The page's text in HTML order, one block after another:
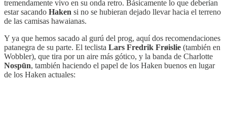
tremendamente vivo en su onda retro. Básicamente lo que deberían
estar sacando Haken si no se hubieran dejado llevar hacia el terreno
de las camisas hawaianas.
Y ya que hemos sacado al gurú del prog, aquí dos recomendaciones
patanegra de su parte. El teclista Lars Fredrik Frøislie (también en
Wobbler), que tira por un aire más gótico, y la banda de Charlotte
Nospūn, también haciendo el papel de los Haken buenos en lugar
de los Haken actuales: